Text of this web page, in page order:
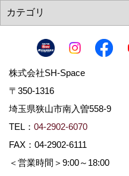
株式会社SH-Space
〒350-1316
埼玉県狭山市南入曽558-9
TEL： 04-2902-6070
FAX：04-2902-6111
＜営業時間＞9:00～18:00